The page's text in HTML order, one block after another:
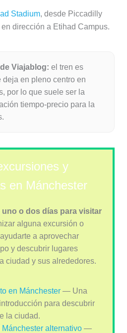
Stadium, desde Piccadilly
dirección a Etihad Campus.
Viajablog: el tren es
deja en pleno centro en
por lo que suele ser la
tiempo-precio para la
y
en Mánchester
o dos días para visitar
alguna excursión o
a aprovechar
y descubrir lugares
ciudad y sus alrededores.
en Mánchester— Una
para descubrir
la ciudad.
Mánchester alternativo—